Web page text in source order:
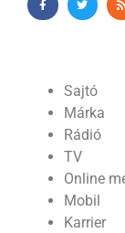
Sajtó
Márka
Rádió
TV
Online
Mobil
Karrier